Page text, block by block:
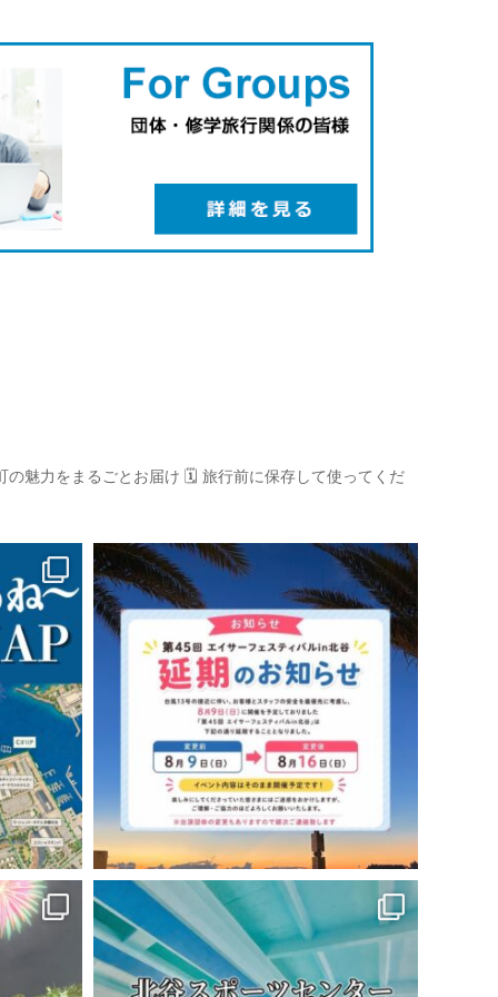
の魅力をまるごとお届け 🗓️ 旅行前に保存して使ってくだ